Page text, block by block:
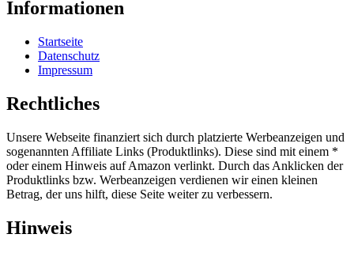
Informationen
Startseite
Datenschutz
Impressum
Rechtliches
Unsere Webseite finanziert sich durch platzierte Werbeanzeigen und
sogenannten Affiliate Links (Produktlinks). Diese sind mit einem *
oder einem Hinweis auf Amazon verlinkt. Durch das Anklicken der
Produktlinks bzw. Werbeanzeigen verdienen wir einen kleinen
Betrag, der uns hilft, diese Seite weiter zu verbessern.
Hinweis